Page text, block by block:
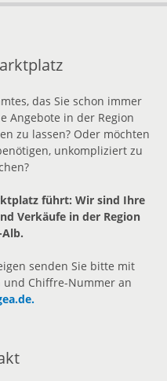
das Sie schon immer
Angebote in der Region
zu lassen? Oder möchten
unkompliziert zu
führt: Wir sind Ihre
Verkäufe in der Region
senden Sie bitte mit
Chiffre-Nummer an